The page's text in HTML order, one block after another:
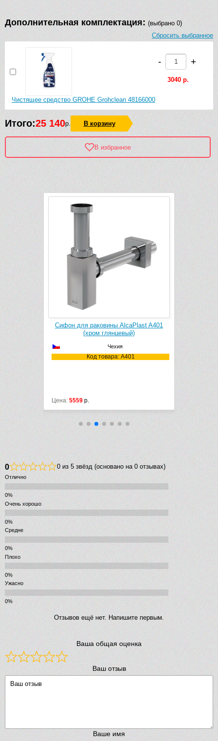
Дополнительная комплектация: (выбрано 0)
Сбросить выбранное
Чистящее средство GROHE Grohclean 48166000
- +
3040 р.
Итого:25 140р. В корзину
В избранное
Сифон для раковины AlcaPlast A401
(хром глянцевый)
Чехия
Код товара: A401
Цена: 5559 р.
0 0 из 5 звёзд (основано на 0 отзывах)
Отлично
Очень хорошо
Средне
Плохо
Ужасно
Отзывов ещё нет. Напишите первым.
Ваша общая оценка
Ваш отзыв
Ваше имя